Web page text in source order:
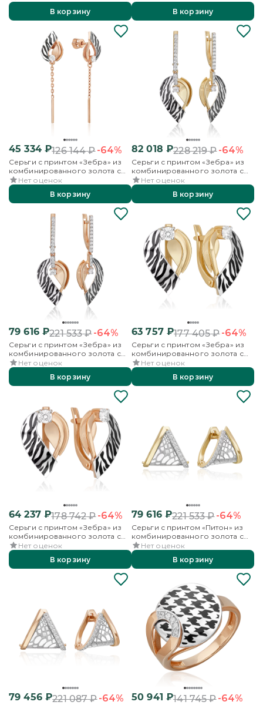
В корзину
В корзину
45 334₽126 144₽-64%
Серьги с принтом «Зебра» из
комбинированного золота с
фианитом и эмалью
Нет оценок
В корзину
82 018 ₽228 219₽-64%
Серьги с принтом «Зебра» из
комбинированного золота с
фианитами и эмалью
Нет оценок
В корзину
79 616₽221 533₽-64%
Серьги с принтом «Зебра» из
комбинированного золота с
фианитами и эмалью
Нет оценок
В корзину
63 757₽177 405₽-64%
Серьги с принтом «Зебра» из
комбинированного золота с
фианитом и эмалью
Нет оценок
В корзину
64 237₽178 742₽-64%
Серьги с принтом «Зебра» из
комбинированного золота с
фианитом и эмалью
Нет оценок
В корзину
79 616₽221 533₽-64%
Серьги с принтом «Питон» из
комбинированного золота с
фианитами
Нет оценок
В корзину
79 456₽221 087₽-64% 50 941 ₽141 745₽-64%